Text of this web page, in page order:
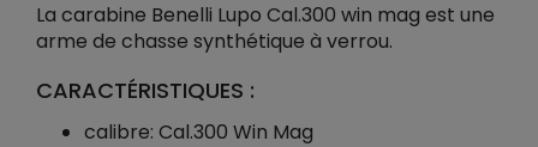
La carabine Benelli Lupo Cal.300 win mag est une
arme de chasse synthétique à verrou.
CARACTÉRISTIQUES :
calibre: Cal.300 Win Mag